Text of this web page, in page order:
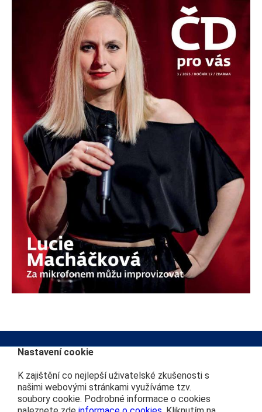
Kontakt na redakci
info@cdprovas.cz
Další webové stránky
Můj vláček
Nastavení cookie
K zajištění co nejlepší uživatelské zkušenosti s
našimi webovými stránkami využíváme tzv.
soubory cookie. Podrobné informace o cookies